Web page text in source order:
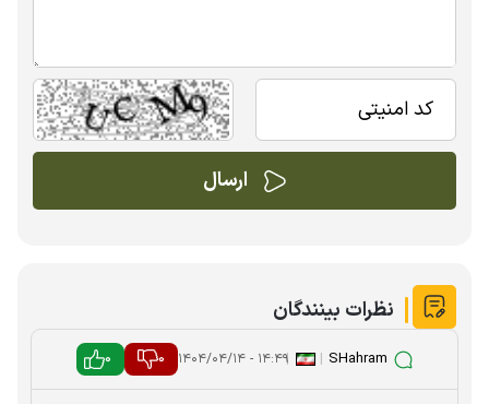
نظرات بینندگان
SHahram
|
|۱۴:۴۹ - ۱۴۰۴/۰۴/۱۴ 0
0